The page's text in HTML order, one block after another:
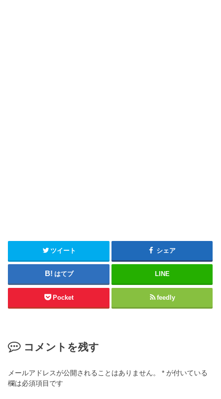
ツイート シェア
はてブ LINE
Pocket feedly
コメントを残す
メールアドレスが公開されることはありません。 * が付いている
欄は必須項目です